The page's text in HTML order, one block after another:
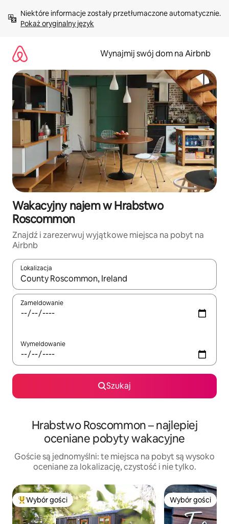
treści Pokaż oryginalny język
Wynajmij swój dom na Airbnb
Wakacyjny najem w Hrabstwo
Roscommon
Znajdź i zarezerwuj wyjątkowe miejsca na pobyt na
Airbnb
Lokalizacja
Gdy wyniki będą dostępne, możesz poruszać się po nich za
Zameldowanie
Wymeldowanie
Szukaj
Hrabstwo Roscommon – najlepiej
oceniane pobyty wakacyjne
Goście są jednomyślni: te miejsca na pobyt są wysoko
oceniane za lokalizację, czystość i nie tylko.
Najpopularniejsze z kategorii Wybór gości
Wybór gości Wybór gości
Wybór gości